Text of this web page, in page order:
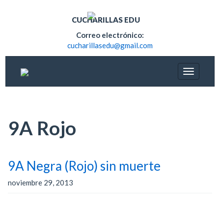
CUCHARILLAS EDU
Correo electrónico:
cucharillasedu@gmail.com
9A Rojo
9A Negra (Rojo) sin muerte
noviembre 29, 2013